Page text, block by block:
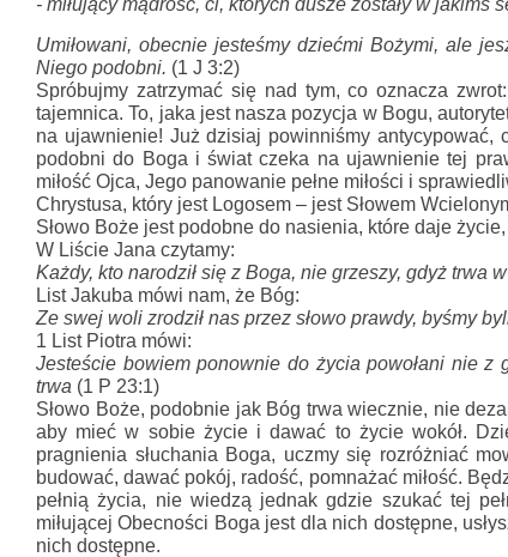
Umiłowani, obecnie jesteśmy dziećmi Bożymi, ale
Niego podobni. (1 J 3:2)
Spróbujmy zatrzymać się nad tym, co oznacza
tajemnica. To, jaka jest nasza pozycja w Bogu,
na ujawnienie! Już dzisiaj powinniśmy antycypować,
podobni do Boga i świat czeka na ujawnienie tej
miłość Ojca, Jego panowanie pełne miłości i
Chrystusa, który jest Logosem – jest Słowem
Słowo Boże jest podobne do nasienia, które daje
W Liście Jana czytamy:
Każdy, kto narodził się z Boga, nie grzeszy, gdyż trwa
List Jakuba mówi nam, że Bóg:
Ze swej woli zrodził nas przez słowo prawdy, byśmy
1 List Piotra mówi:
Jesteście bowiem ponownie do życia powołani nie z
trwa (1 P 23:1)
Słowo Boże, podobnie jak Bóg trwa wiecznie, nie
aby mieć w sobie życie i dawać to życie wokół.
pragnienia słuchania Boga, uczmy się rozróżniać
budować, dawać pokój, radość, pomnażać miłość.
pełnią życia, nie wiedzą jednak gdzie szukać tej
miłującej Obecności Boga jest dla nich dostępne,
nich dostępne.